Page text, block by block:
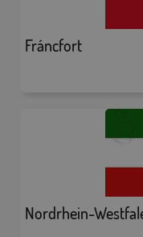
Fráncfort
Nordrhein-